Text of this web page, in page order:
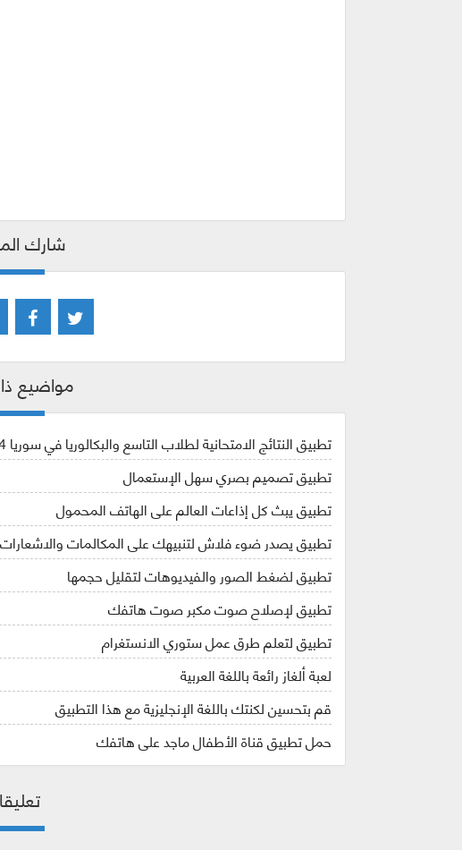
شارك
مواضيع
تطبيق النتائج الامتحانية لطلاب التاسع والبكالوريا في سوريا 2024
تطبيق تصميم بصري سهل الإستعمال
تطبيق يبث كل إذاعات العالم على الهاتف المحمول
تطبيق يصدر ضوء فلاش لتنبيهك على المكالمات والاشعارات
تطبيق لضغط الصور والفيديوهات لتقليل حجمها
تطبيق لإصلاح صوت مكبر صوت هاتفك
تطبيق لتعلم طرق عمل ستوري الانستغرام
لعبة ألغاز رائعة باللغة العربية
قم بتحسين لكنتك باللغة الإنجليزية مع هذا التطبيق
حمل تطبيق قناة الأطفال ماجد على هاتفك